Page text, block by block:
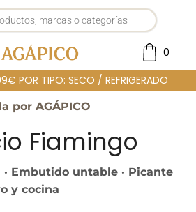
0
POR TIPO: SECO / REFRIGERADO
por AGÁPICO
Fiamingo
· Embutido untable · Picante
y cocina